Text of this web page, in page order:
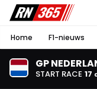
Home F1-nieuws
GP
START RACE 17